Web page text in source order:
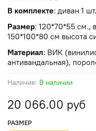
Наличие: В наличии
20 066.00 руб
РАЗМЕР
В комплекте: диван 1 шт.
Размер: 120*70*55 см.,
150*100*80 см высота
Материал: ВИК
антивандальная),